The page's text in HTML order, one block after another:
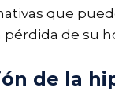
que
pérdida de su
de la